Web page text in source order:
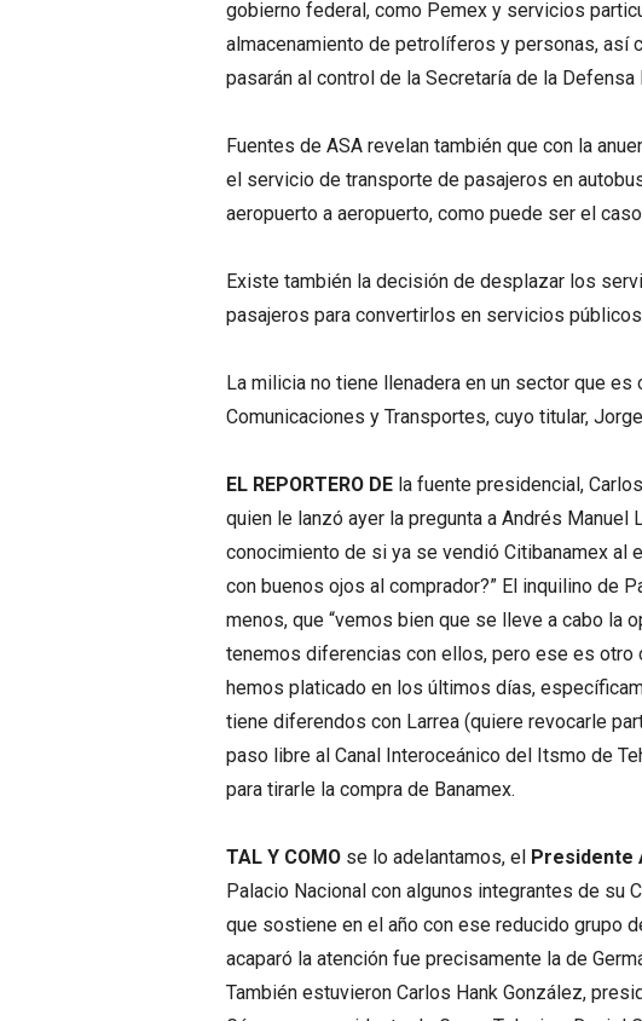
gobierno federal, como Pemex y servicios
almacenamiento de petrolíferos y personas, así
pasarán al control de la Secretaría de la Defensa
Fuentes de ASA revelan también que con la
el servicio de transporte de pasajeros en
aeropuerto a aeropuerto, como puede ser el
Existe también la decisión de desplazar los
pasajeros para convertirlos en servicios
La milicia no tiene llenadera en un sector que
Comunicaciones y Transportes, cuyo titular,
EL REPORTERO DE la fuente presidencial,
quien le lanzó ayer la pregunta a Andrés Manuel
conocimiento de si ya se vendió Citibanamex al
con buenos ojos al comprador?” El inquilino de
menos, que “vemos bien que se lleve a cabo la
tenemos diferencias con ellos, pero ese es otro
hemos platicado en los últimos días,
tiene diferendos con Larrea (quiere revocarle
paso libre al Canal Interoceánico del Itsmo de
para tirarle la compra de Banamex.
TAL Y COMO se lo adelantamos, el Presidente
Palacio Nacional con algunos integrantes de su
que sostiene en el año con ese reducido grupo
acaparó la atención fue precisamente la de
También estuvieron Carlos Hank González,